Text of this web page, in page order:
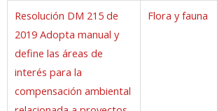
Resolución DM 215 de
2019 Adopta manual y
define las áreas de
interés para la
compensación ambiental
Flora y fauna